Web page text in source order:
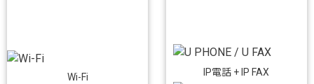
Wi-Fi IP電話 + IP FAX